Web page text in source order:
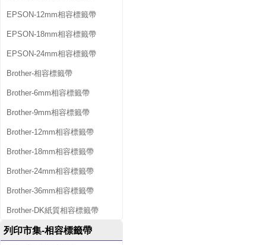
EPSON-12mm相容標籤帶
EPSON-18mm相容標籤帶
EPSON-24mm相容標籤帶
Brother-相容標籤帶
Brother-6mm相容標籤帶
Brother-9mm相容標籤帶
Brother-12mm相容標籤帶
Brother-18mm相容標籤帶
Brother-24mm相容標籤帶
Brother-36mm相容標籤帶
Brother-DK紙質相容標籤帶
列印市集-相容標籤帶